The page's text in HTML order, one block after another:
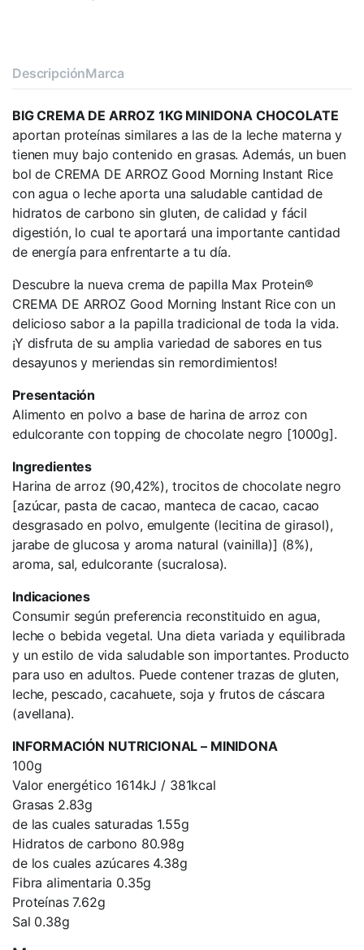
DescripciónMarca
BIG CREMA DE ARROZ 1KG MINIDONA CHOCOLATE
aportan proteínas similares a las de la leche materna y
tienen muy bajo contenido en grasas. Además, un buen
bol de CREMA DE ARROZ Good Morning Instant Rice
con agua o leche aporta una saludable cantidad de
hidratos de carbono sin gluten, de calidad y fácil
digestión, lo cual te aportará una importante cantidad
de energía para enfrentarte a tu día.
Descubre la nueva crema de papilla Max Protein®
CREMA DE ARROZ Good Morning Instant Rice con un
delicioso sabor a la papilla tradicional de toda la vida.
¡Y disfruta de su amplia variedad de sabores en tus
desayunos y meriendas sin remordimientos!
Presentación
Alimento en polvo a base de harina de arroz con
edulcorante con topping de chocolate negro [1000g].
Ingredientes
Harina de arroz (90,42%), trocitos de chocolate negro
[azúcar, pasta de cacao, manteca de cacao, cacao
desgrasado en polvo, emulgente (lecitina de girasol),
jarabe de glucosa y aroma natural (vainilla)] (8%),
aroma, sal, edulcorante (sucralosa).
Indicaciones
Consumir según preferencia reconstituido en agua,
leche o bebida vegetal. Una dieta variada y equilibrada
y un estilo de vida saludable son importantes. Producto
para uso en adultos. Puede contener trazas de gluten,
leche, pescado, cacahuete, soja y frutos de cáscara
(avellana).
INFORMACIÓN NUTRICIONAL – MINIDONA
100g
Valor energético 1614kJ / 381kcal
Grasas 2.83g
de las cuales saturadas 1.55g
Hidratos de carbono 80.98g
de los cuales azúcares 4.38g
Fibra alimentaria 0.35g
Proteínas 7.62g
Sal 0.38g